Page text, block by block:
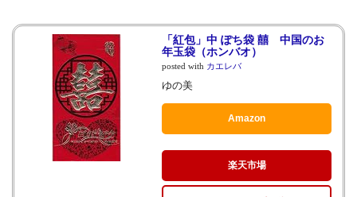
「紅包」中 ぽち袋 囍 中国のお
年玉袋（ホンバオ）
posted with カエレバ
ゆの美
Amazon
楽天市場